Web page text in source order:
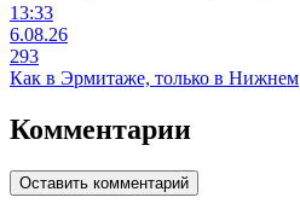
13:33
6.08.26
293
Как в Эрмитаже, только в Нижнем
Комментарии
Оставить комментарий